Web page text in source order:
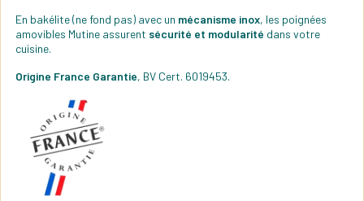
En bakélite (ne fond pas) avec un mécanisme inox, les poignées
amovibles Mutine assurent sécurité et modularité dans votre
cuisine.
Origine France Garantie, BV Cert. 6019453.